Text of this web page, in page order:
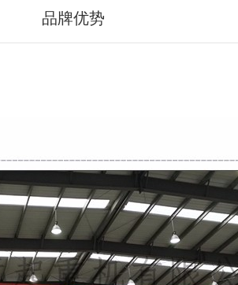
品牌优势